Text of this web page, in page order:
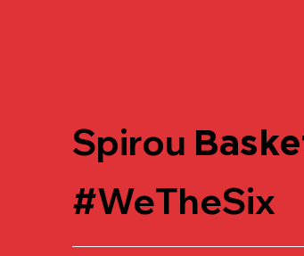
Spirou
#WeTheSix